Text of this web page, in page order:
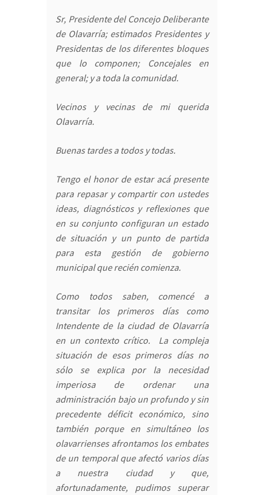
Sr, Presidente del Concejo Deliberante
de Olavarría; estimados Presidentes y
Presidentas de los diferentes bloques
que lo componen; Concejales en
general; y a toda la comunidad.
Vecinos y vecinas de mi querida
Olavarría.
Buenas tardes a todos y todas.
Tengo el honor de estar acá presente
para repasar y compartir con ustedes
ideas, diagnósticos y reflexiones que
en su conjunto configuran un estado
de situación y un punto de partida
para esta gestión de gobierno
municipal que recién comienza.
Como todos saben, comencé a
transitar los primeros días como
Intendente de la ciudad de Olavarría
en un contexto crítico. La compleja
situación de esos primeros días no
sólo se explica por la necesidad
imperiosa de ordenar una
administración bajo un profundo y sin
precedente déficit económico, sino
también porque en simultáneo los
olavarrienses afrontamos los embates
de un temporal que afectó varios días
a nuestra ciudad y que,
afortunadamente, pudimos superar